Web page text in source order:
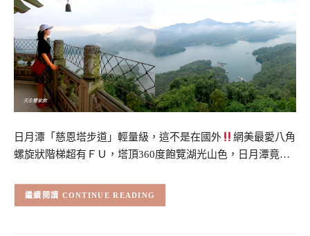
日月潭「慈恩塔步道」輕量級，這不是在國外
網美最愛八角
螺旋狀階梯超有ＦＵ，塔頂360度飽覽湖光山色，日月潭竟…
CONTINUE READING